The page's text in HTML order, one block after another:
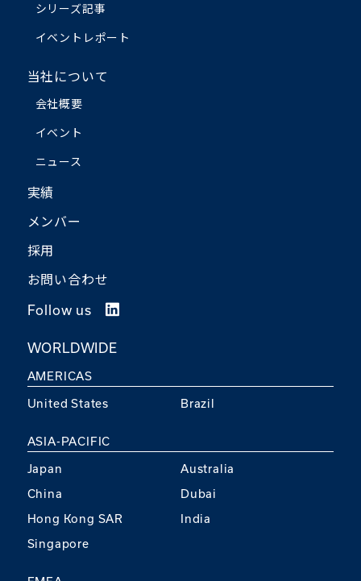
シリーズ記事
イベントレポート
当社について
会社概要
イベント
ニュース
実績
メンバー
採用
お問い合わせ
Follow us
WORLDWIDE
AMERICAS
United States
Brazil
ASIA-PACIFIC
Japan
Australia
China
Dubai
Hong Kong SAR
India
Singapore